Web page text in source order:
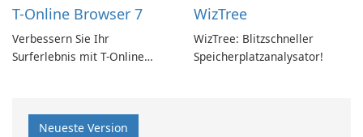
T-Online Browser 7
Verbessern Sie Ihr
Surferlebnis mit T-Online
WizTree
WizTree: Blitzschneller
Speicherplatzanalysator!
Neueste Version